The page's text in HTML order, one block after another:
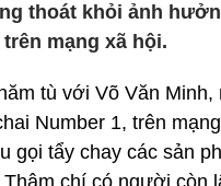
thoát khỏi ảnh
mạng xã hội.
tù với Võ Văn Minh,
Number 1, trên
gọi tẩy chay các sản
chí có người còn